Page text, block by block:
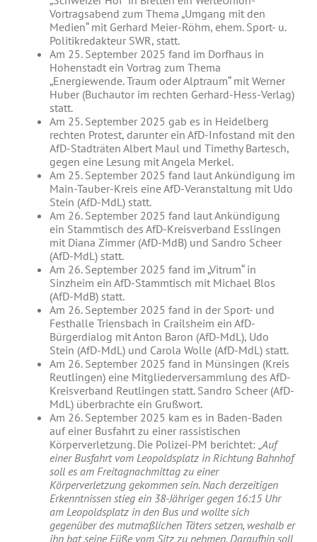
Vortragsabend zum Thema „Umgang mit den
Medien“ mit Gerhard Meier-Röhm, ehem. Sport- u.
Politikredakteur SWR, statt.
Am 25. September 2025 fand im Dorfhaus in
Hohenstadt ein Vortrag zum Thema
„Energiewende. Traum oder Alptraum“ mit Werner
Huber (Buchautor im rechten Gerhard-Hess-Verlag)
statt.
Am 25. September 2025 gab es in Heidelberg
rechten Protest, darunter ein AfD-Infostand mit den
AfD-Stadträten Albert Maul und Timethy Bartesch,
gegen eine Lesung mit Angela Merkel.
Am 25. September 2025 fand laut Ankündigung im
Main-Tauber-Kreis eine AfD-Veranstaltung mit Udo
Stein (AfD-MdL) statt.
Am 26. September 2025 fand laut Ankündigung
ein Stammtisch des AfD-Kreisverband Esslingen
mit Diana Zimmer (AfD-MdB) und Sandro Scheer
(AfD-MdL) statt.
Am 26. September 2025 fand im „Vitrum“ in
Sinzheim ein AfD-Stammtisch mit Michael Blos
(AfD-MdB) statt.
Am 26. September 2025 fand in der Sport- und
Festhalle Triensbach in Crailsheim ein AfD-
Bürgerdialog mit Anton Baron (AfD-MdL), Udo
Stein (AfD-MdL) und Carola Wolle (AfD-MdL) statt.
Am 26. September 2025 fand in Münsingen (Kreis
Reutlingen) eine Mitgliederversammlung des AfD-
Kreisverband Reutlingen statt. Sandro Scheer (AfD-
MdL) überbrachte ein Grußwort.
Am 26. September 2025 kam es in Baden-Baden
auf einer Busfahrt zu einer rassistischen
Körperverletzung. Die Polizei-PM berichtet: „Auf
einer Busfahrt vom Leopoldsplatz in Richtung Bahnhof
soll es am Freitagnachmittag zu einer
Körperverletzung gekommen sein. Nach derzeitigen
Erkenntnissen stieg ein 38-Jähriger gegen 16:15 Uhr
am Leopoldsplatz in den Bus und wollte sich
gegenüber des mutmaßlichen Täters setzen, weshalb er
ihn bat seine Füße vom Sitz zu nehmen. Daraufhin soll